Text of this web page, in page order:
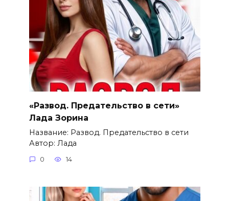
«Развод. Предательство в сети»
Лада Зорина
Название: Развод. Предательство в сети
Автор: Лада
0 14